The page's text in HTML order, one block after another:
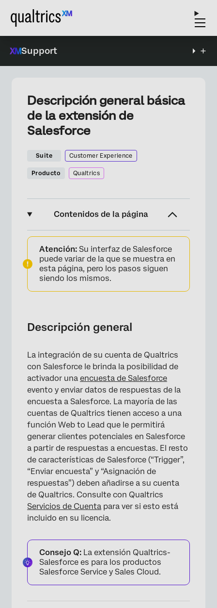
Support
Descripción general básica
de la extensión de
Salesforce
Suite Customer Experience
Producto Qualtrics
Contenidos de la página
Descripción general
Funciones de la extensión de Salesforce
Casos de uso común
Atención: Su interfaz de Salesforce
puede variar de la que se muestra en
esta página, pero los pasos siguen
siendo los mismos.
Descripción general
La integración de su cuenta de Qualtrics
con Salesforce le brinda la posibilidad de
activador una encuesta de Salesforce
evento y enviar datos de respuestas de la
encuesta a Salesforce. La mayoría de las
cuentas de Qualtrics tienen acceso a una
función Web to Lead que le permitirá
generar clientes potenciales en Salesforce
a partir de respuestas a encuestas. El resto
de características de Salesforce (“Trigger”,
“Enviar encuesta” y “Asignación de
respuestas”) deben añadirse a su cuenta
de Qualtrics. Consulte con Qualtrics
Servicios de Cuenta para ver si esto está
incluido en su licencia.
Consejo Q: La extensión Qualtrics-
Salesforce es para los productos
Salesforce Service y Sales Cloud.